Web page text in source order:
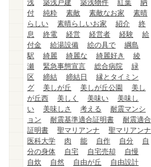
浅
築浅戸建 築浅物件 紅葉
納
付
純粋 素敵 素敵なお家
素晴
らしい
素晴らしいお家 紹介
終
息
終電 経営 経営者 経験
給
付金
給湯設備 絵の具で
綱島
駅
綺麗 綺麗な 綺麗好き
綾
瀬
緊急事態宣言 総合病院
緑
区
締結 締結日
縁とタイミン
グ
美しが丘 美しが丘公園
美し
が丘西
美しく 美味い
美味し
い
美味しさ 考える
耐震マンシ
ョン
耐震基準適合証明書
耐震適合
証明書
聖マリアンナ
聖マリアンナ
医科大学
肉 能 自作 自分
自
分の身体
自宅 自宅売却
自慢
自炊
自然 自由が丘
自由設計